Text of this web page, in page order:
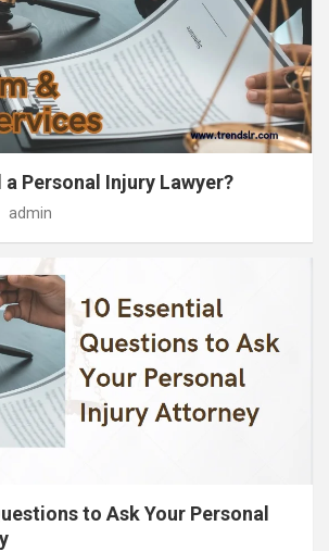
a Personal Injury Lawyer?
admin
to Ask Your Personal